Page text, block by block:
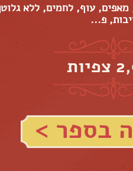
עוף, לחמים, ללא
פ...
בספר >